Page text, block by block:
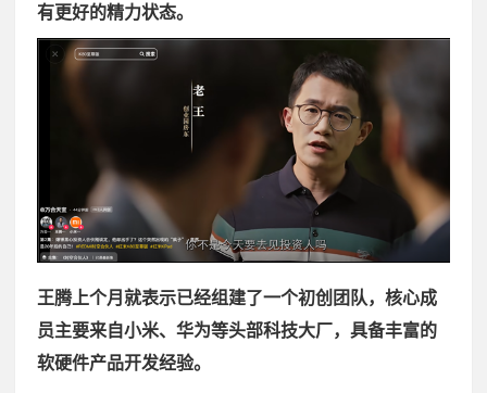
有更好的精力状态。
王腾上个月就表示已经组建了一个初创团队，核心成
员主要来自小米、华为等头部科技大厂，具备丰富的
软硬件产品开发经验。